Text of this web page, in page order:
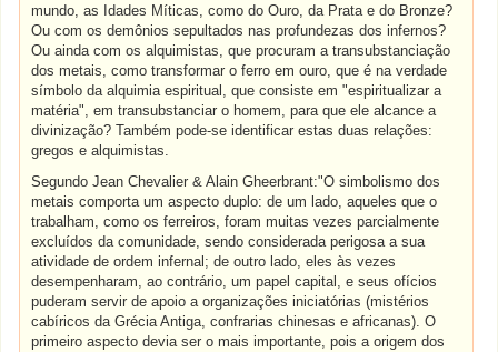
mundo, as Idades Míticas, como do Ouro, da Prata e do Bronze?
Ou com os demônios sepultados nas profundezas dos infernos?
Ou ainda com os alquimistas, que procuram a transubstanciação
dos metais, como transformar o ferro em ouro, que é na verdade
símbolo da alquimia espiritual, que consiste em "espiritualizar a
matéria", em transubstanciar o homem, para que ele alcance a
divinização? Também pode-se identificar estas duas relações:
gregos e alquimistas.
Segundo Jean Chevalier & Alain Gheerbrant:"O simbolismo dos
metais comporta um aspecto duplo: de um lado, aqueles que o
trabalham, como os ferreiros, foram muitas vezes parcialmente
excluídos da comunidade, sendo considerada perigosa a sua
atividade de ordem infernal; de outro lado, eles às vezes
desempenharam, ao contrário, um papel capital, e seus ofícios
puderam servir de apoio a organizações iniciatórias (mistérios
cabíricos da Grécia Antiga, confrarias chinesas e africanas). O
primeiro aspecto devia ser o mais importante, pois a origem dos